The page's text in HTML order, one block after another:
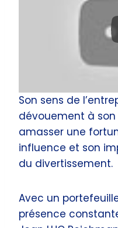
Son sens de
dévouement à son
amasser une
influence et son
du divertissement.
Avec un
présence